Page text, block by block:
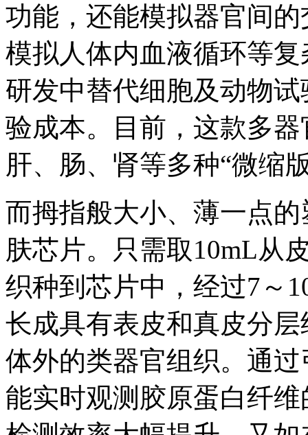
功能，还能模拟器官间
模拟人体内血液循环等
研发中替代细胞及动物
验成本。目前，这款多
肝、肠、肾等多种“微缩
而拇指般大小、薄一点
肤芯片。只需取10mL从
织种到芯片中，经过7～
长成具有表皮和真皮分
体外的类器官组织。通
能实时观测胶原蛋白纤